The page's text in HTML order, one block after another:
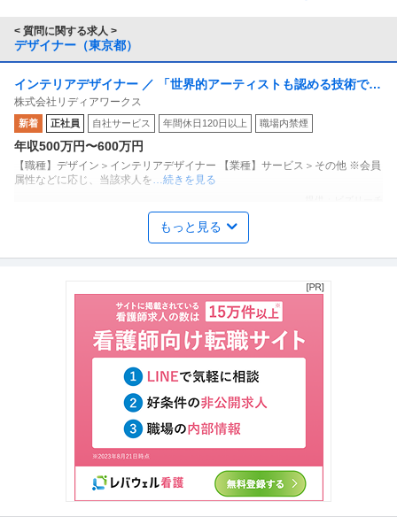
< 質問に関する求人 >
デザイナー（東京都）
インテリアデザイナー ／ 「世界的アーティストも認める技術で／
未だ見ぬ空間をプランニングする」国際特許技術を取得した”LUF
AS（ルーファス）”で常に新しい表現方法を追求／国内外問わず
年間800件以上の実績あり／空間デザイナー
株式会社リディアワークス
新着 正社員 自社サービス 年間休日120日以上 職場内禁煙
年収500万円〜600万円
【職種】デザイン＞インテリアデザイナー 【業種】サービス＞その他 ※会員
属性などに応じ、当該求人を…続きを見る
採用 ／ 人事・採用担当／国内フルリモート／フレックス／toB在
庫管理システムの事業会社
株式会社ZAICO
年収400万円〜700万円
【職種】人事＞採用 【業種】IT・インターネット＞インターネットサービス
※会員属性などに応じ、当…続きを見る
Webデザイナー・UI／UXデザイナー ／ 「Webデザイナー」幅広
く手を動かせるUI／UXデザイナー（LP・フォーム・管理画面・ブ
自社サービス 土日休み 残業月20時間以内
年収400万円〜500万円
【職種】Webサービス・制作＞Webデザイナー・UI/UXデザイナー 【業種】I
T・インターネット …続きを見る
もっと見る